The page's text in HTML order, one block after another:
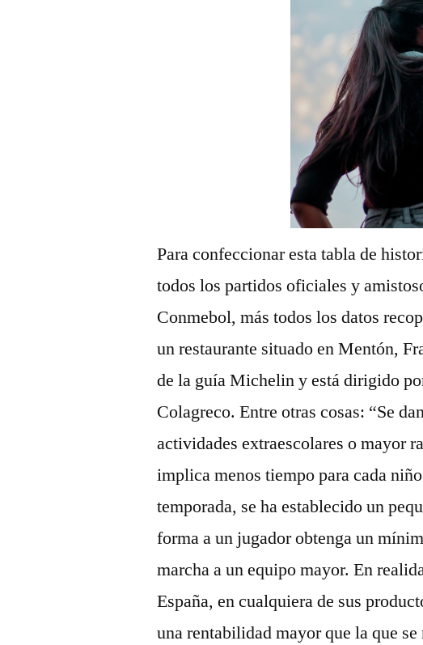
Para confeccionar esta tabla de
todos los partidos oficiales y
Conmebol, más todos los datos
un restaurante situado en Mentón,
de la guía Michelin y está dirigido
Colagreco. Entre otras cosas: “Se
actividades extraescolares o mayor
implica menos tiempo para cada
temporada, se ha establecido un
forma a un jugador obtenga un
marcha a un equipo mayor. En
España, en cualquiera de sus
una rentabilidad mayor que la que